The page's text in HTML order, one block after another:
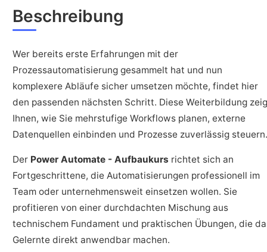
Beschreibung
Wer bereits erste Erfahrungen mit der
Prozessautomatisierung gesammelt hat und nun
komplexere Abläufe sicher umsetzen möchte, findet hier
den passenden nächsten Schritt. Diese Weiterbildung
Ihnen, wie Sie mehrstufige Workflows planen, externe
Datenquellen einbinden und Prozesse zuverlässig steuern.
Der Power Automate - Aufbaukurs richtet sich an
Fortgeschrittene, die Automatisierungen professionell im
Team oder unternehmensweit einsetzen wollen. Sie
profitieren von einer durchdachten Mischung aus
technischem Fundament und praktischen Übungen, die
Gelernte direkt anwendbar machen.